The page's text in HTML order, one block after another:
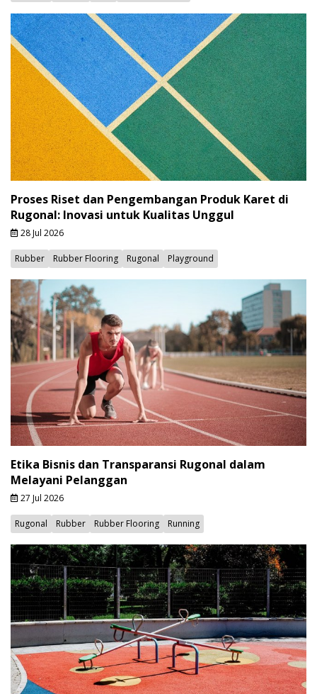
Proses Riset dan Pengembangan Produk Karet di
Rugonal: Inovasi untuk Kualitas Unggul
28 Jul 2026
Rubber Rubber Flooring Rugonal Playground
Etika Bisnis dan Transparansi Rugonal dalam
Melayani Pelanggan
27 Jul 2026
Rugonal Rubber Rubber Flooring Running